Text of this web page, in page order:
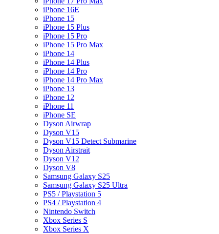
iPhone 16E
iPhone 15
iPhone 15 Plus
iPhone 15 Pro
iPhone 15 Pro Max
iPhone 14
iPhone 14 Plus
iPhone 14 Pro
iPhone 14 Pro Max
iPhone 13
iPhone 12
iPhone 11
iPhone SE
Dyson Airwrap
Dyson V15
Dyson V15 Detect Submarine
Dyson Airstrait
Dyson V12
Dyson V8
Samsung Galaxy S25
Samsung Galaxy S25 Ultra
PS5 / Playstation 5
PS4 / Playstation 4
Nintendo Switch
Xbox Series S
Xbox Series X